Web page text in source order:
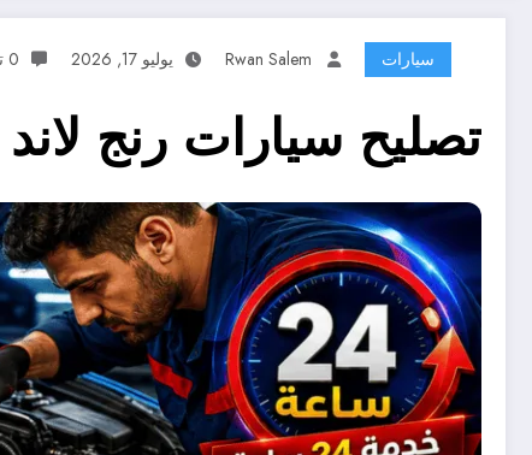
سيارات Rwan Salem يوليو 17, 2026 0 تعليقات
تصليح سيارات رنج لاند روفر 98577474 خدمة